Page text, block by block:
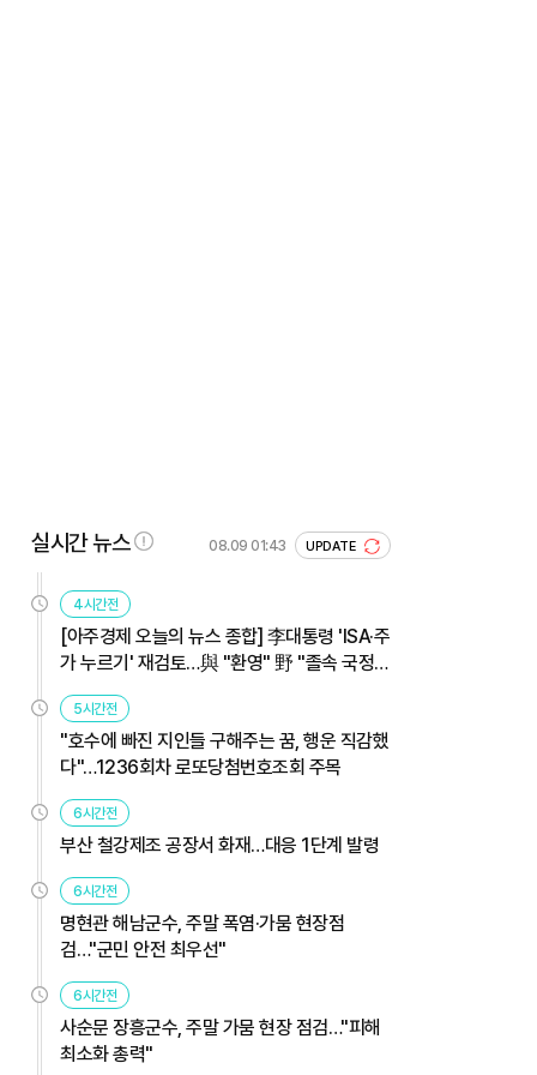
실시간 뉴스 08.09 01:43 UPDATE
4시간전
[아주경제 오늘의 뉴스 종합] 李대통령 'ISA·주
가 누르기' 재검토…與 "환영" 野 "졸속 국정"
外
5시간전
"호수에 빠진 지인들 구해주는 꿈, 행운 직감했
다"…1236회차 로또당첨번호조회 주목
6시간전
부산 철강제조 공장서 화재…대응 1단계 발령
6시간전
명현관 해남군수, 주말 폭염·가뭄 현장점
검…"군민 안전 최우선"
6시간전
사순문 장흥군수, 주말 가뭄 현장 점검…"피해
최소화 총력"